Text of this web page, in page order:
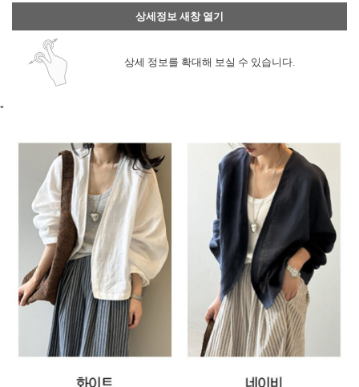
상세정보 새창 열기
상세 정보를 확대해 보실 수 있습니다.
"